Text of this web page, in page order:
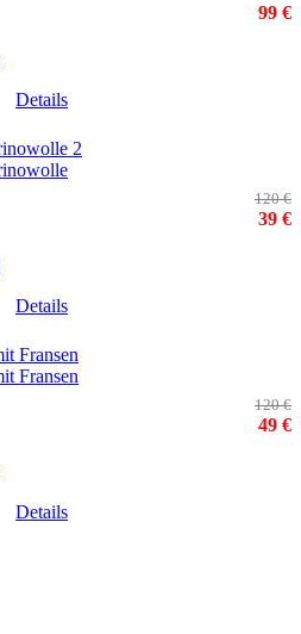
99 €
Details
120 €
39 €
Details
120 €
49 €
Details